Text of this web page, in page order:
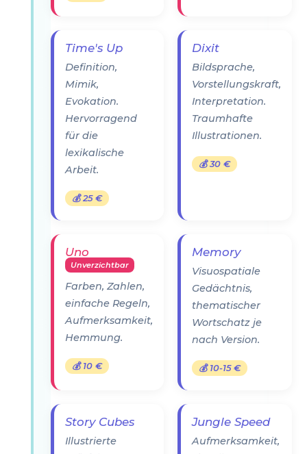
Time's Up
Definition,
Mimik,
Evokation.
Hervorragend
für die
lexikalische
Arbeit.
💰 25 €
Dixit
Bildsprache,
Vorstellungskraft,
Interpretation.
Traumhafte
Illustrationen.
💰 30 €
Uno
Unverzichtbar
Farben, Zahlen,
einfache Regeln,
Aufmerksamkeit,
Hemmung.
💰 10 €
Memory
Visuospatiale
Gedächtnis,
thematischer
Wortschatz je
nach Version.
💰 10-15 €
Story Cubes
Illustrierte
Jungle Speed
Aufmerksamkeit,